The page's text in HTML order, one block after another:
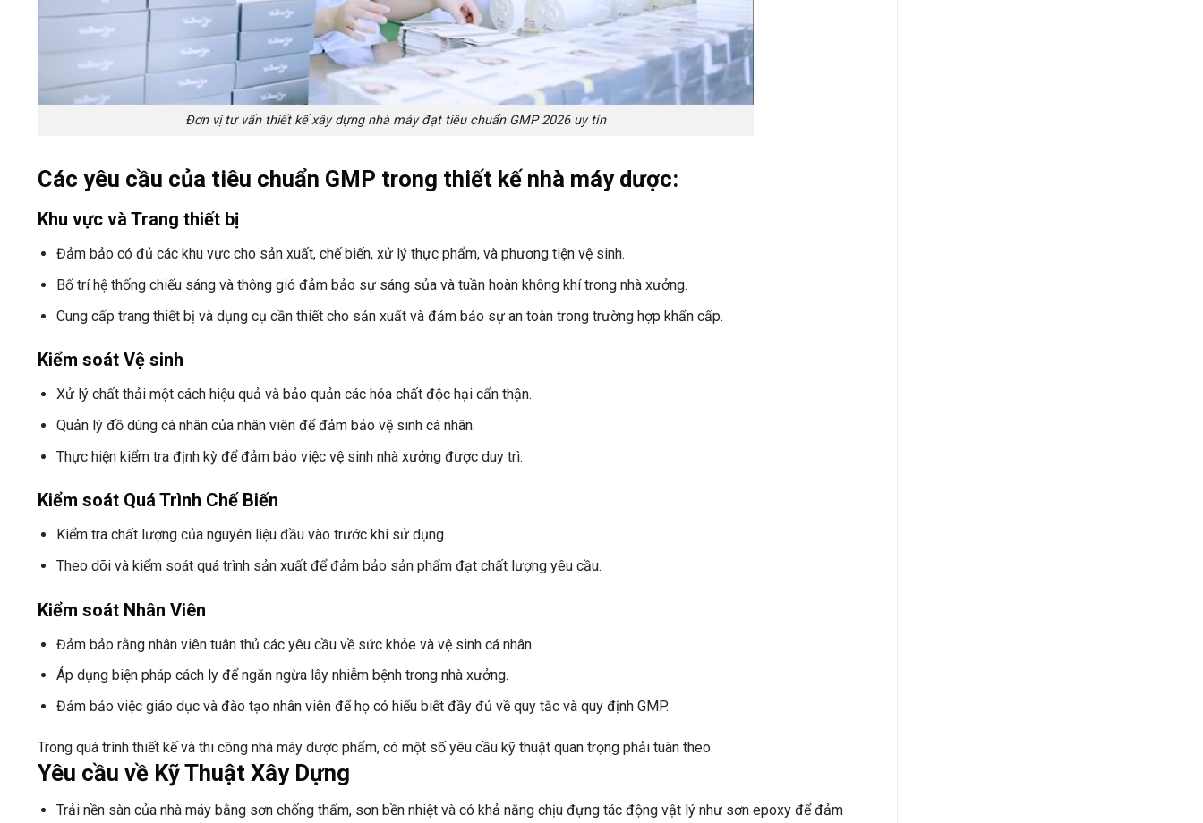
Đơn vị tư vấn thiết kế xây dựng nhà máy đạt tiêu chuẩn GMP 2026 uy tín
Các yêu cầu của tiêu chuẩn GMP trong thiết kế nhà máy dược:
Khu vực và Trang thiết bị
Đảm bảo có đủ các khu vực cho sản xuất, chế biến, xử lý thực phẩm, và phương tiện vệ sinh.
Bố trí hệ thống chiếu sáng và thông gió đảm bảo sự sáng sủa và tuần hoàn không khí trong nhà xưởng.
Cung cấp trang thiết bị và dụng cụ cần thiết cho sản xuất và đảm bảo sự an toàn trong trường hợp khẩn cấp.
Kiểm soát Vệ sinh
Xử lý chất thải một cách hiệu quả và bảo quản các hóa chất độc hại cẩn thận.
Quản lý đồ dùng cá nhân của nhân viên để đảm bảo vệ sinh cá nhân.
Thực hiện kiểm tra định kỳ để đảm bảo việc vệ sinh nhà xưởng được duy trì.
Kiểm soát Quá Trình Chế Biến
Kiểm tra chất lượng của nguyên liệu đầu vào trước khi sử dụng.
Theo dõi và kiểm soát quá trình sản xuất để đảm bảo sản phẩm đạt chất lượng yêu cầu.
Kiểm soát Nhân Viên
Đảm bảo rằng nhân viên tuân thủ các yêu cầu về sức khỏe và vệ sinh cá nhân.
Áp dụng biện pháp cách ly để ngăn ngừa lây nhiễm bệnh trong nhà xưởng.
Đảm bảo việc giáo dục và đào tạo nhân viên để họ có hiểu biết đầy đủ về quy tắc và quy định GMP.
Trong quá trình thiết kế và thi công nhà máy dược phẩm, có một số yêu cầu kỹ thuật quan trọng phải tuân theo:
Yêu cầu về Kỹ Thuật Xây Dựng
Trải nền sàn của nhà máy bằng sơn chống thấm, sơn bền nhiệt và có khả năng chịu đựng tác động vật lý như sơn epoxy để đảm